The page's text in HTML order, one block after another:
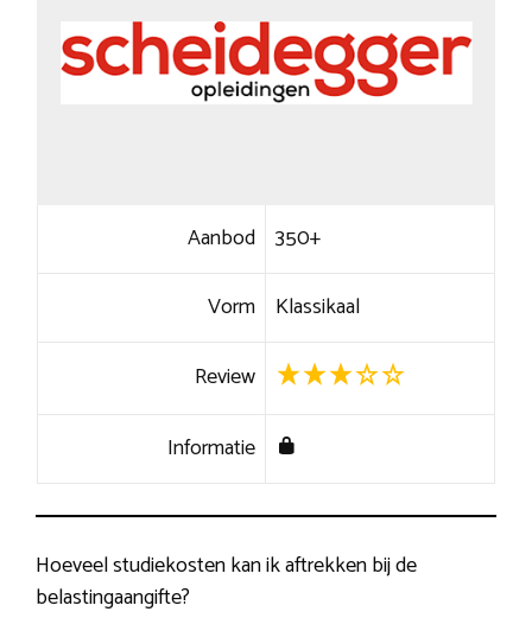
Aanbod 350+
Vorm Klassikaal
Review
Informatie
Hoeveel studiekosten kan ik aftrekken bij de
belastingaangifte?